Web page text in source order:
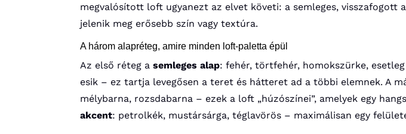
megvalósított loft ugyanezt az elvet követi: a semleges, visszafogott
jelenik meg erősebb szín vagy textúra.
A három alapréteg, amire minden loft-paletta épül
Az első réteg asemleges alap: fehér, törtfehér, homokszürke,
esik – ez tartja levegősen a teret és hátteret ad a többi elemnek. A
mélybarna, rozsdabarna – ezek a loft „húzószínei”, amelyek egy
akcent: petrolkék, mustársárga, téglavörös – maximálisan egy